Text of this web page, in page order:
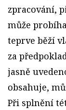
zpracování,
může
teprve běží
za
jasně
obsahuje,
Při splnění